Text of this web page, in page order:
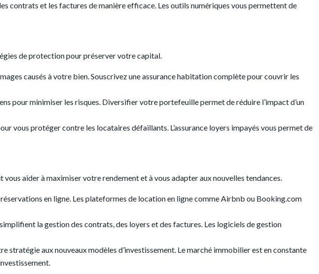
contrats et les factures de manière efficace. Les outils numériques vous permettent de
de protection pour préserver votre capital.
causés à votre bien. Souscrivez une assurance habitation complète pour couvrir les
pour minimiser les risques. Diversifier votre portefeuille permet de réduire l’impact d’un
vous protéger contre les locataires défaillants. L’assurance loyers impayés vous permet de
aider à maximiser votre rendement et à vous adapter aux nouvelles tendances.
en ligne. Les plateformes de location en ligne comme Airbnb ou Booking.com
la gestion des contrats, des loyers et des factures. Les logiciels de gestion
stratégie aux nouveaux modèles d’investissement. Le marché immobilier est en constante